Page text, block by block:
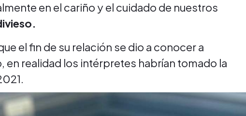
en el cariño y el cuidado de nuestros
el fin de su relación se dio a conocer a
en realidad los intérpretes habrían tomado la